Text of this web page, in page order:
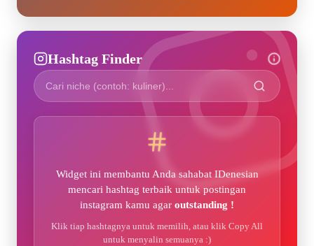
Hashtag Finder
Widget ini membantu Anda sahabat IDenesian
mencari hashtag terbaik untuk postingan
instagram kamu agar outstanding !
Klik tiap hashtagnya untuk memilih, atau klik Copy All
untuk menyalin semuanya :)